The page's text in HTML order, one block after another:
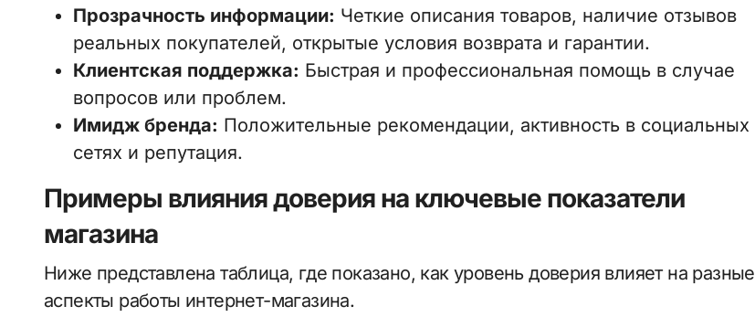
Прозрачность информации: Четкие описания товаров, наличие отзывов
реальных покупателей, открытые условия возврата и гарантии.
Клиентская поддержка: Быстрая и профессиональная помощь в случае
вопросов или проблем.
Имидж бренда: Положительные рекомендации, активность в социальных
сетях и репутация.
Примеры влияния доверия на ключевые показатели
магазина
Ниже представлена таблица, где показано, как уровень доверия влияет на разные
аспекты работы интернет-магазина.